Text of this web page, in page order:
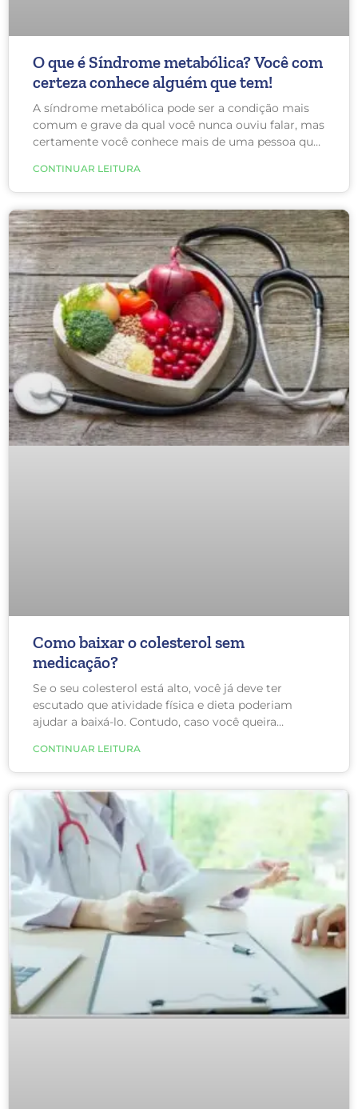
O que é Síndrome metabólica? Você com
certeza conhece alguém que tem!
A síndrome metabólica pode ser a condição mais
comum e grave da qual você nunca ouviu falar, mas
certamente você conhece mais de uma pessoa que
pessoas com esta síndrome não para de crescer e
isto é muito preocupante.
CONTINUAR LEITURA
Como baixar o colesterol sem
medicação?
Se o seu colesterol está alto, você já deve ter
escutado que atividade física e dieta poderiam
ajudar a baixá-lo. Contudo, caso você queira
uma mudança de cada vez), o ideal é iniciar com a
alimentação.
CONTINUAR LEITURA